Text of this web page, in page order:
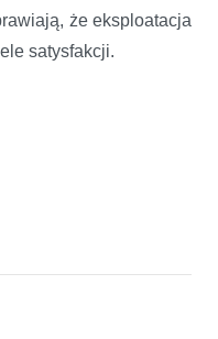
że eksploatacja
satysfakcji.